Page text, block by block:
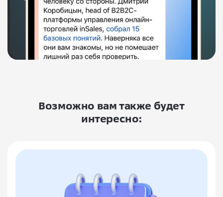
Возможно вам также будет
интересно: